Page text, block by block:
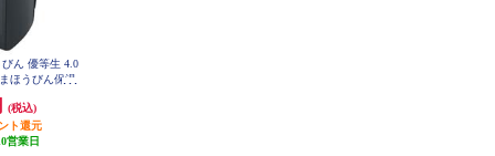
ん 優等生 4.0
ほうびん保温
(税込)
ト還元
営業日